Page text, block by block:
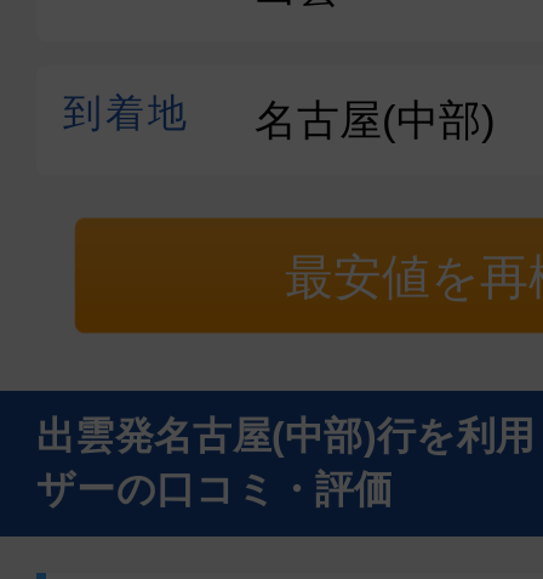
最安値を再
出雲発名古屋(中部)行を利
ザーの口コミ・評価